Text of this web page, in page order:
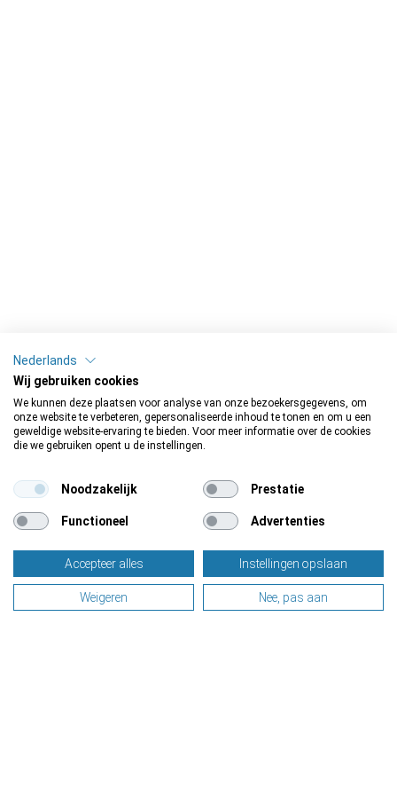
Nederlands
Wij gebruiken cookies
We kunnen deze plaatsen voor analyse van onze bezoekersgegevens, om
onze website te verbeteren, gepersonaliseerde inhoud te tonen en om u een
geweldige website-ervaring te bieden. Voor meer informatie over de cookies
die we gebruiken opent u de instellingen.
Noodzakelijk Prestatie
Functioneel Advertenties
Accepteer alles Instellingen opslaan
Weigeren Nee, pas aan